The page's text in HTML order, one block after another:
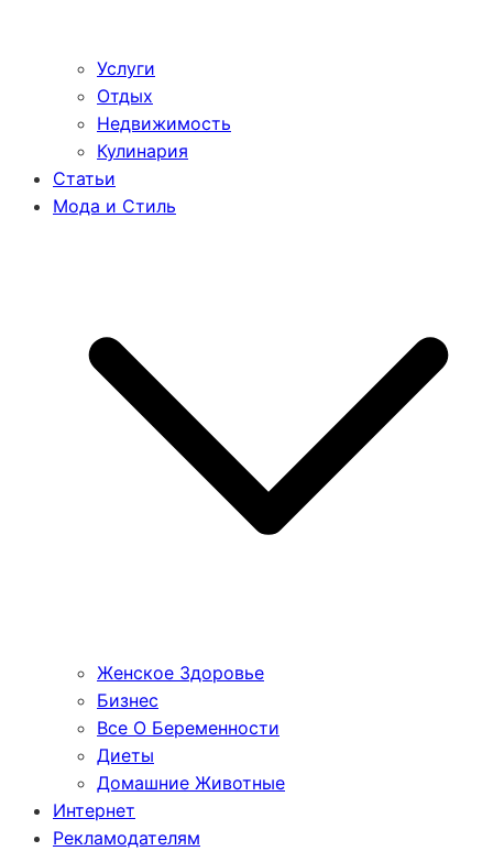
Услуги
Отдых
Недвижимость
Кулинария
Статьи
Мода и Стиль
Женское Здоровье
Бизнес
Все О Беременности
Диеты
Домашние Животные
Интернет
Рекламодателям